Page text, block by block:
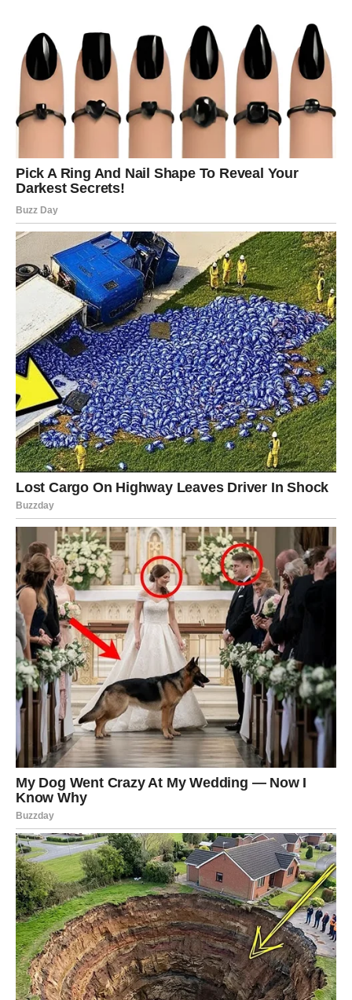
Šta vam zvijezde spremaju?
Ribe su znak kojem zvijezde pripremaju najveće
iznenađenje. Već dugo osjećate da se približava važan
očekivanja.
Moguća je velika ljubavna vijest, poslovna prilika ili
ostvarenje želje koju nosite u sebi mnogo duže nego što
drugi znaju. Posebno je naglašena energija novih
početaka i osjećaj da se život konačno okreće u pravom
smjeru.
Ovo je period u kojem biste mogli shvatiti da su neka
čekanja imala smisla.
Poruka zvijezda
Ne bojte se sanjati veliko. Sudbina vam priprema mnogo
više nego što trenutno vidite.
Zvijezde pokazuju da pred mnogim znakovima stoje dani
puni prilika, iznenađenja i važnih događaja. Ono što se
sada pokreće moglo bi imati mnogo veći uticaj na
budućnost nego što trenutno izgleda.
Posebno se izdvajajuRibe, Strijelac i Vaga, kojima dolaze
najljepše vijesti, najveće prilike i period koji bi mogli
pamtiti veoma dugo. Ipak, svaki znak dobija šansu da
napravi korak prema nečemu što ga može usrećiti.
Ponekad život priprema najljepša iznenađenja upravo
onda kada pomislimo da se ništa posebno ne događa.
Upravo takva energija sada dolazi iz zvijezda.